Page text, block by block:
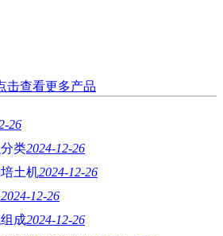
击查看更多产品
26
类2024-12-26
土机2024-12-26
2024-12-26
成2024-12-26